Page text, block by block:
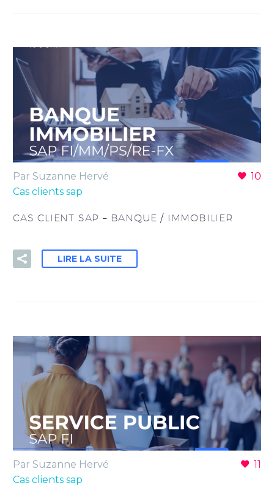
10
Par Suzanne Hervé
Cas clients sap
CAS CLIENT SAP – BANQUE / IMMOBILIER
LIRE LA SUITE
11
Par Suzanne Hervé
Cas clients sap